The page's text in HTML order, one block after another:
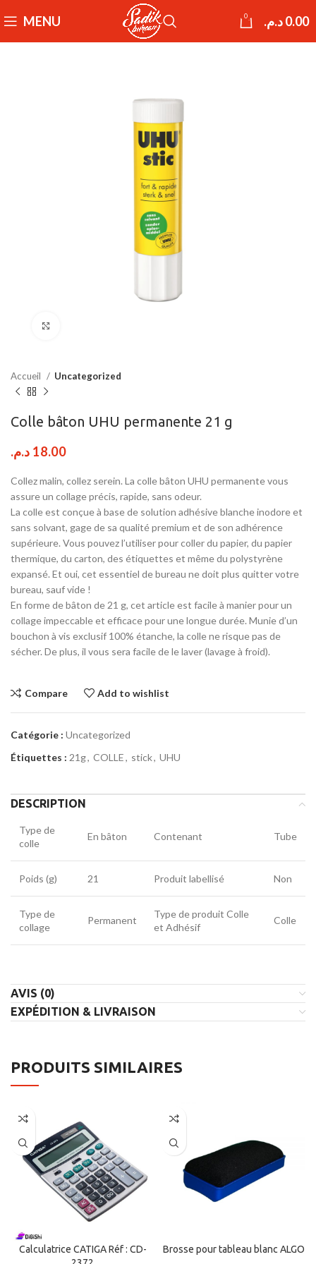
MENU 0 0.00د.م.
Accueil Uncategorized
Colle bâton UHU permanente 21 g
18.00 د.م.
Collez malin, collez serein. La colle bâton UHU permanente vous
assure un collage précis, rapide, sans odeur.
La colle est conçue à base de solution adhésive blanche inodore et
sans solvant, gage de sa qualité premium et de son adhérence
supérieure. Vous pouvez l’utiliser pour coller du papier, du papier
thermique, du carton, des étiquettes et même du polystyrène
expansé. Et oui, cet essentiel de bureau ne doit plus quitter votre
bureau, sauf vide !
En forme de bâton de 21 g, cet article est facile à manier pour un
collage impeccable et efficace pour une longue durée. Munie d’un
bouchon à vis exclusif 100% étanche, la colle ne risque pas de
sécher. De plus, il vous sera facile de le laver (lavage à froid).
Compare Add to wishlist
Catégorie : Uncategorized
Étiquettes : 21g, COLLE, stick, UHU
DESCRIPTION
Type de
colle
En bâton Contenant Tube
Poids (g) 21 Produit labellisé Non
Type de
collage
Permanent
Type de produit Colle
et Adhésif
Colle
AVIS (0)
EXPÉDITION & LIVRAISON
PRODUITS SIMILAIRES
Calculatrice CATIGA Réf : CD-
Brosse pour tableau blanc ALGO